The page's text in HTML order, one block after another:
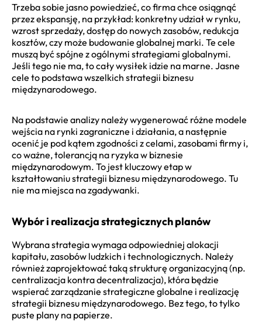
Trzeba sobie jasno powiedzieć, co firma chce osiągnąć
przez ekspansję, na przykład: konkretny udział w rynku,
wzrost sprzedaży, dostęp do nowych zasobów, redukcja
kosztów, czy może budowanie globalnej marki. Te cele
muszą być spójne z ogólnymi strategiami globalnymi.
Jeśli tego nie ma, to cały wysiłek idzie na marne. Jasne
cele to podstawa wszelkich strategii biznesu
międzynarodowego.
Na podstawie analizy należy wygenerować różne modele
wejścia na rynki zagraniczne i działania, a następnie
ocenić je pod kątem zgodności z celami, zasobami firmy i,
co ważne, tolerancją na ryzyka w biznesie
międzynarodowym. To jest kluczowy etap w
kształtowaniu strategii biznesu międzynarodowego. Tu
nie ma miejsca na zgadywanki.
Wybór i realizacja strategicznych planów
Wybrana strategia wymaga odpowiedniej alokacji
kapitału, zasobów ludzkich i technologicznych. Należy
również zaprojektować taką strukturę organizacyjną (np.
centralizacja kontra decentralizacja), która będzie
wspierać zarządzanie strategiczne globalne i realizację
strategii biznesu międzynarodowego. Bez tego, to tylko
puste plany na papierze.